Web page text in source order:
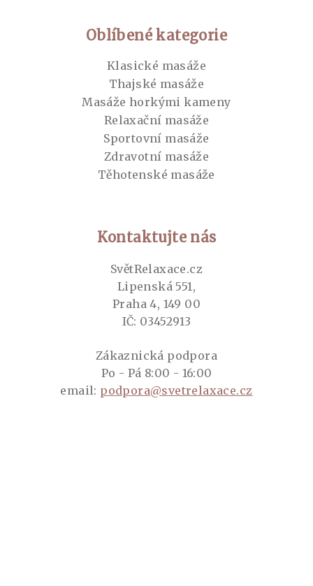
Oblíbené kategorie
Klasické masáže
Thajské masáže
Masáže horkými kameny
Relaxační masáže
Sportovní masáže
Zdravotní masáže
Těhotenské masáže
Kontaktujte nás
SvětRelaxace.cz
Lipenská 551,
Praha 4, 149 00
IČ: 03452913
Zákaznická podpora
Po - Pá 8:00 - 16:00
email: podpora@svetrelaxace.cz